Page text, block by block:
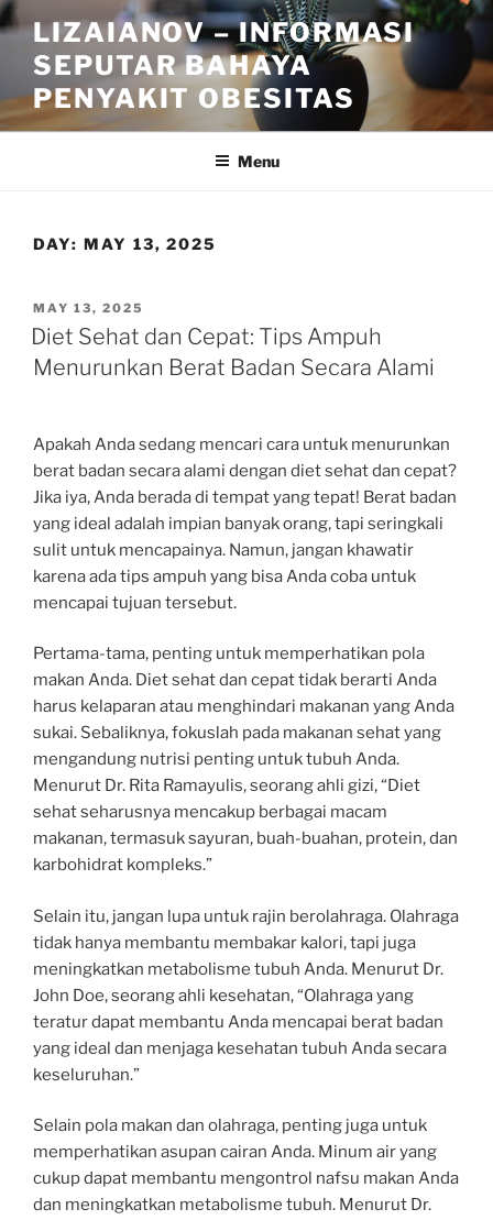
Skip
to
content
LIZAIANOV – INFORMASI
SEPUTAR BAHAYA
PENYAKIT OBESITAS
Menu
DAY: MAY 13, 2025
POSTED
ON
MAY 13, 2025
Diet Sehat dan Cepat: Tips Ampuh
Menurunkan Berat Badan Secara Alami
Apakah Anda sedang mencari cara untuk menurunkan
berat badan secara alami dengan diet sehat dan cepat?
Jika iya, Anda berada di tempat yang tepat! Berat badan
yang ideal adalah impian banyak orang, tapi seringkali
sulit untuk mencapainya. Namun, jangan khawatir
karena ada tips ampuh yang bisa Anda coba untuk
mencapai tujuan tersebut.
Pertama-tama, penting untuk memperhatikan pola
makan Anda. Diet sehat dan cepat tidak berarti Anda
harus kelaparan atau menghindari makanan yang Anda
sukai. Sebaliknya, fokuslah pada makanan sehat yang
mengandung nutrisi penting untuk tubuh Anda.
Menurut Dr. Rita Ramayulis, seorang ahli gizi, “Diet
sehat seharusnya mencakup berbagai macam
makanan, termasuk sayuran, buah-buahan, protein, dan
karbohidrat kompleks.”
Selain itu, jangan lupa untuk rajin berolahraga. Olahraga
tidak hanya membantu membakar kalori, tapi juga
meningkatkan metabolisme tubuh Anda. Menurut Dr.
John Doe, seorang ahli kesehatan, “Olahraga yang
teratur dapat membantu Anda mencapai berat badan
yang ideal dan menjaga kesehatan tubuh Anda secara
keseluruhan.”
Selain pola makan dan olahraga, penting juga untuk
memperhatikan asupan cairan Anda. Minum air yang
cukup dapat membantu mengontrol nafsu makan Anda
dan meningkatkan metabolisme tubuh. Menurut Dr.